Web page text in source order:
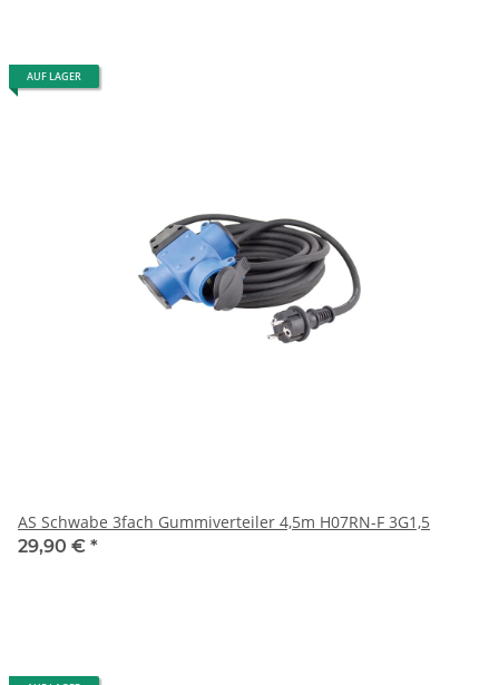
AUF LAGER
AS Schwabe 3fach Gummiverteiler 4,5m H07RN-F 3G1,5
29,90 € *